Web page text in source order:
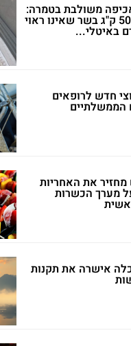
משולבת בטמרה:
נתפסו כ-500 ק"ג בשר שאינו ראוי
באיטלי...
חדש לרופאים
הממשלתיים
את האחריות
מערך הכשרות
אישרה את תקנות